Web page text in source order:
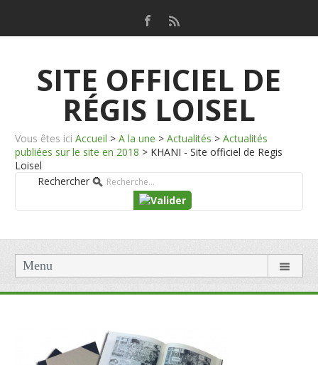
SITE OFFICIEL DE
RÉGIS LOISEL
Vous êtes ici Accueil > A la une > Actualités > Actualités
publiées sur le site en 2018 > KHANI - Site officiel de Regis
Loisel
Rechercher
Menu